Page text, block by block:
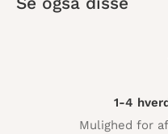
1-4
Mulighed for